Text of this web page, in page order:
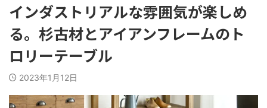
インダストリアルな雰囲気が楽しめ
る。杉古材とアイアンフレームのト
ロリーテーブル
2023年1月12日